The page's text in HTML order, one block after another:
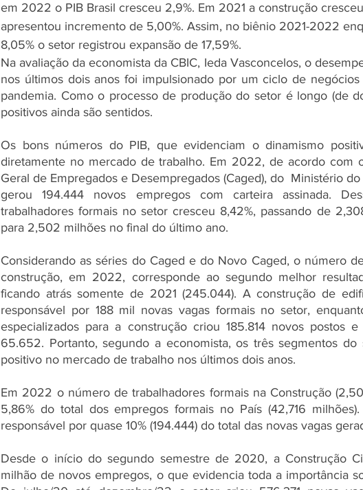
em 2022 o PIB Brasil cresceu 2,9%. Em 2021 a construção
apresentou incremento de 5,00%. Assim, no biênio 2021-2022
8,05% o setor registrou expansão de 17,59%.
Na avaliação da economista da CBIC, Ieda Vasconcelos, o
nos últimos dois anos foi impulsionado por um ciclo de
pandemia. Como o processo de produção do setor é longo (de
positivos ainda são sentidos.
Os bons números do PIB, que evidenciam o dinamismo
diretamente no mercado de trabalho. Em 2022, de acordo com
Geral de Empregados e Desempregados (Caged), do  Ministério
gerou 194.444 novos empregos com carteira assinada.
trabalhadores formais no setor cresceu 8,42%, passando de
para 2,502 milhões no final do último ano.
Considerando as séries do Caged e do Novo Caged, o número
construção, em 2022, corresponde ao segundo melhor
ficando atrás somente de 2021 (245.044). A construção de
responsável por 188 mil novas vagas formais no setor,
especializados para a construção criou 185.814 novos postos
65.652. Portanto, segundo a economista, os três segmentos do
positivo no mercado de trabalho nos últimos dois anos.
Em 2022 o número de trabalhadores formais na Construção
5,86% do total dos empregos formais no País (42,716
responsável por quase 10% (194.444) do total das novas vagas
Desde o início do segundo semestre de 2020, a Construção
milhão de novos empregos, o que evidencia toda a importância